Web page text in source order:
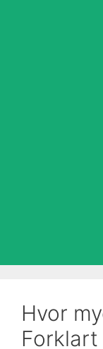
Hvor
Forklart